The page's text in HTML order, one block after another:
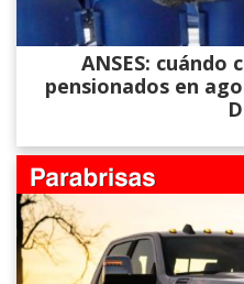
ANSES: cuándo
pensionados en